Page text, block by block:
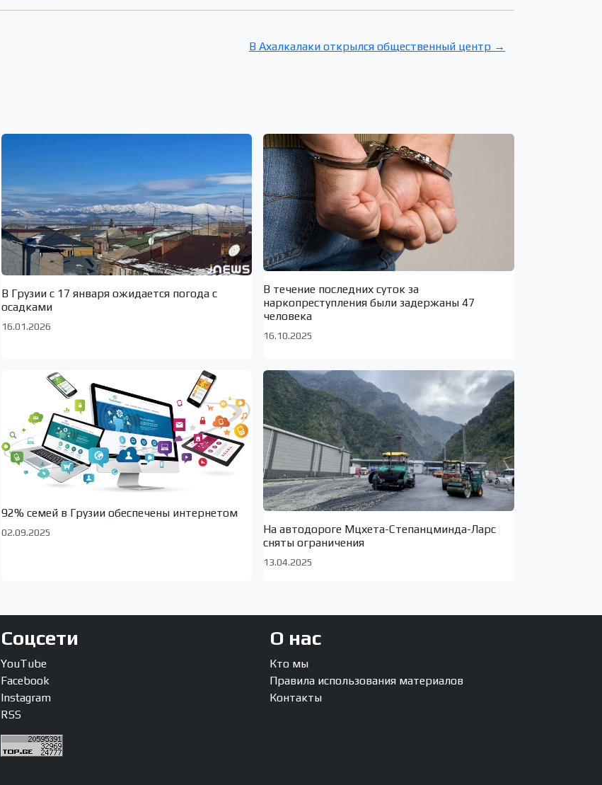
В Ахалкалаки открылся общественный центр →
В Грузии с 17 января ожидается погода с
осадками
16.01.2026
В течение последних суток за
наркопреступления были задержаны 47
человека
16.10.2025
92% семей в Грузии обеспечены интернетом
02.09.2025
На автодороге Мцхета-Степанцминда-Ларс
сняты ограничения
13.04.2025
Соцсети
YouTube
Facebook
Instagram
RSS
О нас
Кто мы
Правила использования материалов
Контакты